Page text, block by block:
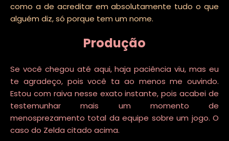
como a de acreditar em absolutamente tudo o que
alguém diz, só porque tem um nome.
Produção
Se você chegou até aqui, haja paciência viu, mas eu
te agradeço, pois você ta ao menos me ouvindo.
Estou com raiva nesse exato instante, pois acabei de
testemunhar mais um momento de
menosprezamento total da equipe sobre um jogo. O
caso do Zelda citado acima.